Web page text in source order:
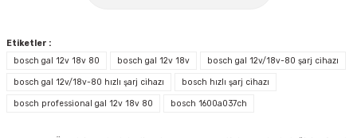
Etiketler :
bosch gal 12v 18v 80
bosch gal 12v 18v bosch gal 12v/18v-80 şarj cihazı
bosch gal 12v/18v-80 hızlı şarj cihazı bosch hızlı şarj cihazı
bosch professional gal 12v 18v 80 bosch 1600a037ch